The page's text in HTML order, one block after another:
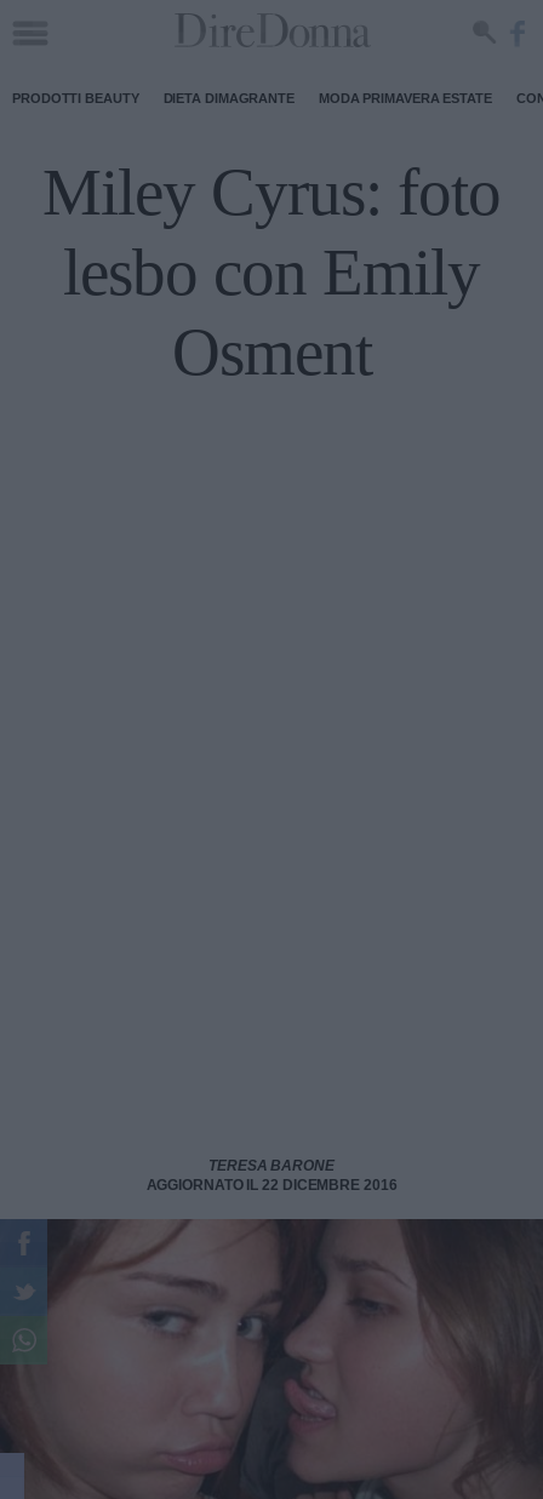
PRODOTTI BEAUTY DIETA DIMAGRANTE MODA PRIMAVERA ESTATE
Miley Cyrus: foto
lesbo con Emily
Osment
TERESA BARONE
AGGIORNATO IL 22 DICEMBRE 2016